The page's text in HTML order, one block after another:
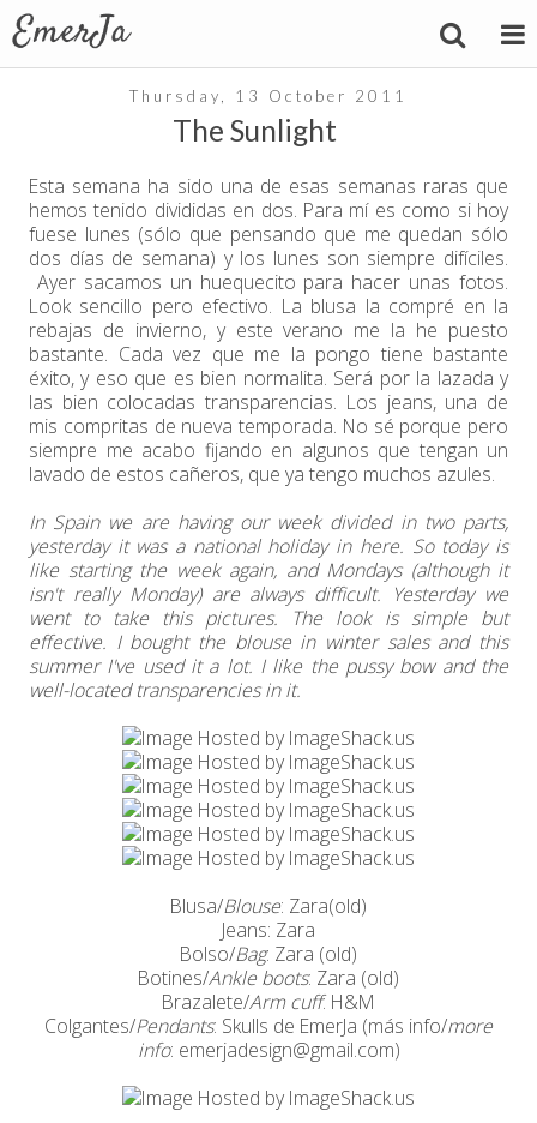
Thursday, 13 October 2011
The Sunlight
Esta semana ha sido una de esas semanas raras que
hemos tenido divididas en dos. Para mí es como si hoy
fuese lunes (sólo que pensando que me quedan sólo
dos días de semana) y los lunes son siempre difíciles.
Ayer sacamos un huequecito para hacer unas fotos.
Look sencillo pero efectivo. La blusa la compré en la
rebajas de invierno, y este verano me la he puesto
bastante. Cada vez que me la pongo tiene bastante
éxito, y eso que es bien normalita. Será por la lazada y
las bien colocadas transparencias. Los jeans, una de
mis compritas de nueva temporada. No sé porque pero
siempre me acabo fijando en algunos que tengan un
lavado de estos cañeros, que ya tengo muchos azules.
In Spain we are having our week divided in two parts,
yesterday it was a national holiday in here. So today is
like starting the week again, and Mondays (although it
isn't really Monday) are always difficult. Yesterday we
went to take this pictures. The look is simple but
effective. I bought the blouse in winter sales and this
summer I've used it a lot. I like the pussy bow and the
well-located transparencies in it.
Blusa/Blouse: Zara(old)
Jeans: Zara
Bolso/Bag: Zara (old)
Botines/Ankle boots: Zara (old)
Brazalete/Arm cuff: H&M
Colgantes/Pendants: Skulls de EmerJa (más info/more
info: emerjadesign@gmail.com)